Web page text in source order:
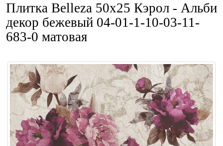
Плитка Belleza 50x25 Кэрол - Альби
декор бежевый 04-01-1-10-03-11-
683-0 матовая